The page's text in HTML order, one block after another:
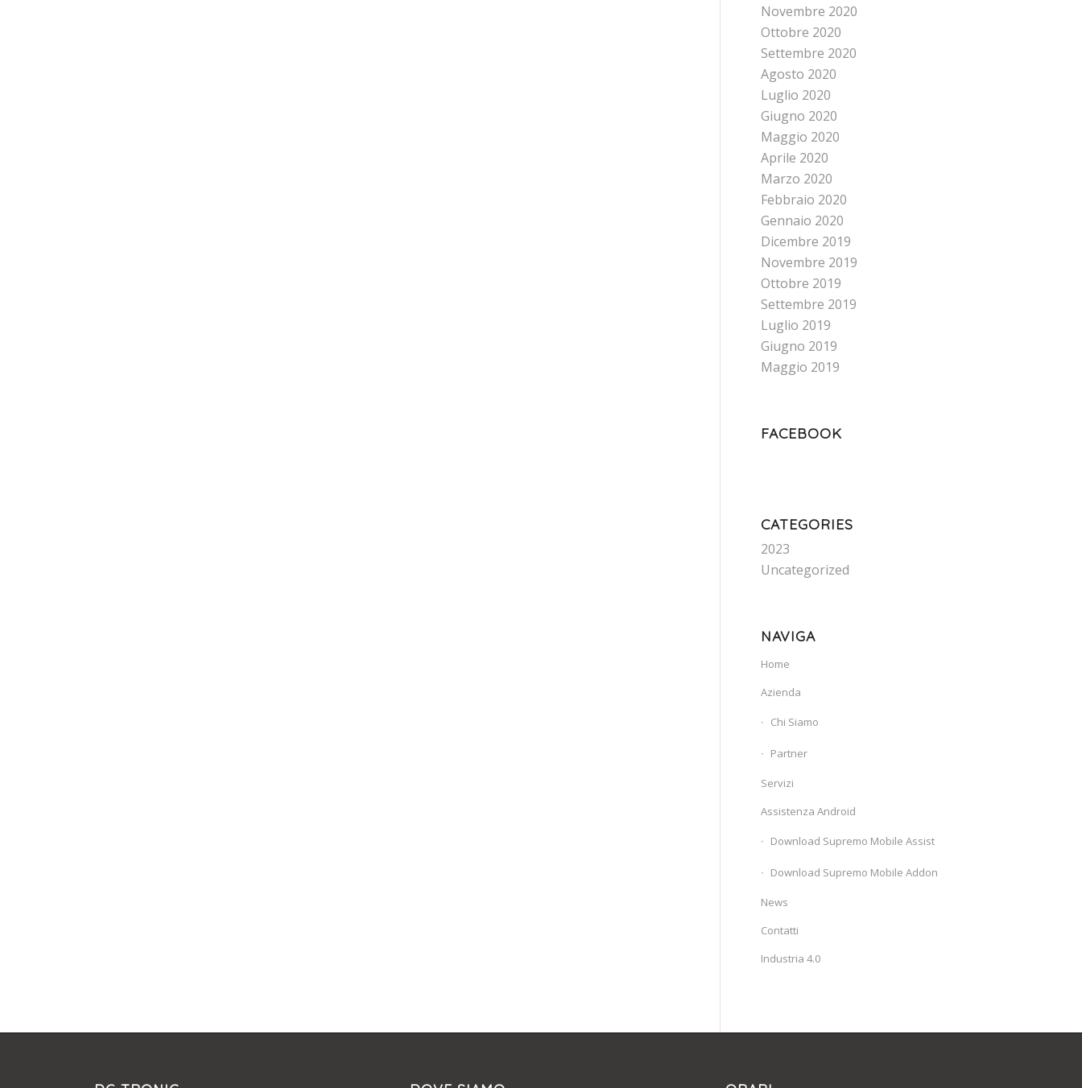
Novembre 2020
Ottobre 2020
Settembre 2020
Agosto 2020
Luglio 2020
Giugno 2020
Maggio 2020
Aprile 2020
Marzo 2020
Febbraio 2020
Gennaio 2020
Dicembre 2019
Novembre 2019
Ottobre 2019
Settembre 2019
Luglio 2019
Giugno 2019
Maggio 2019
FACEBOOK
CATEGORIES
2023
Uncategorized
NAVIGA
Home
Azienda
Chi Siamo
Partner
Servizi
Assistenza Android
Download Supremo Mobile Assist
Download Supremo Mobile Addon
News
Contatti
Industria 4.0